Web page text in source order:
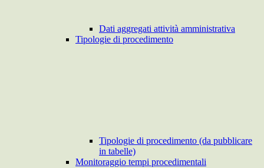
Dati aggregati attività amministrativa
Tipologie di procedimento
Tipologie di procedimento (da pubblicare
in tabelle)
Monitoraggio tempi procedimentali